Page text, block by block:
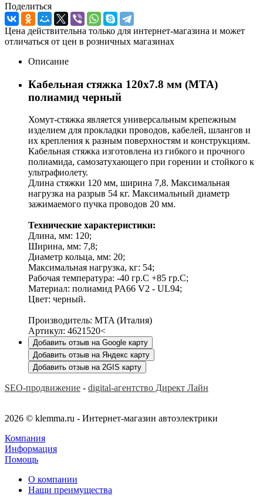
Поделиться
Цена действительна только для интернет-магазина и может
отличаться от цен в розничных магазинах
Описание
Кабельная стяжка 120х7.8 мм (MTA)
полиамид черный
Хомут-стяжка является универсальным крепежным
изделием для прокладки проводов, кабелей, шлангов и
их крепления к разным поверхностям и конструкциям.
Кабельная стяжка изготовлена из гибкого и прочного
полиамида, самозатухающего при горении и стойкого к
ультрафиолету.
Длина стяжки 120 мм, ширина 7,8. Максимальная
нагрузка на разрыв 54 кг. Максимальный диаметр
зажимаемого пучка проводов 20 мм.
Технические характеристики:
Длина, мм: 120;
Ширина, мм: 7,8;
Диаметр кольца, мм: 20;
Максимальная нагрузка, кг: 54;
Рабочая температура: -40 гр.C +85 гр.C;
Материал: полиамид PA66 V2 - UL94;
Цвет: черный.
Производитель: MTA (Италия)
Артикул: 4621520<
Добавить отзыв на Google карту
Добавить отзыв на Яндекс карту
Добавить отзыв на 2GIS карту
SEO-продвижение - digital-агентство Директ Лайн
2026 © klemma.ru - Интернет-магазин автоэлектрики
Компания
Информация
Помощь
О компании
Нащи преимущества